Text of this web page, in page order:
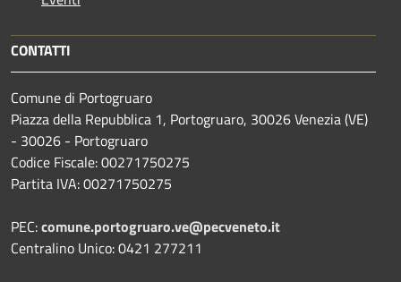
CONTATTI
Comune di Portogruaro
Piazza della Repubblica 1, Portogruaro, 30026 Venezia (VE)
- 30026 - Portogruaro
Codice Fiscale: 00271750275
Partita IVA: 00271750275
PEC:comune.portogruaro.ve@pecveneto.it
Centralino Unico: 0421 277211